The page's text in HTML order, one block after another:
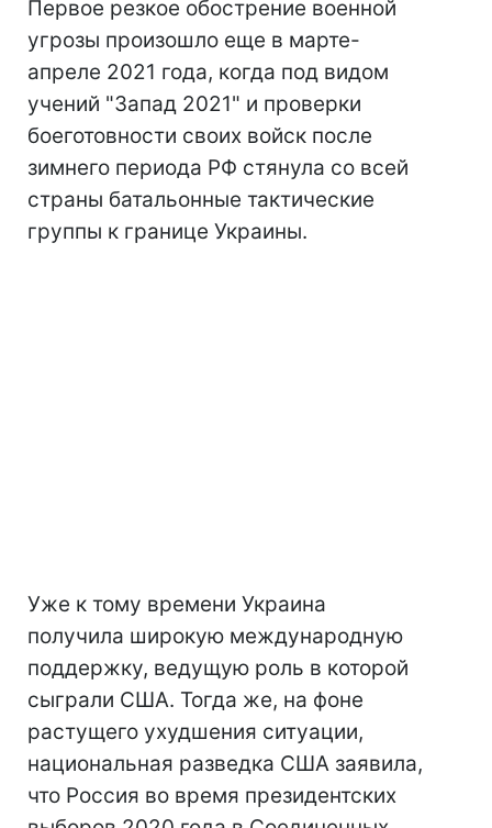
Первое резкое обострение военной
угрозы произошло еще в марте-
апреле 2021 года, когда под видом
учений "Запад 2021" и проверки
боеготовности своих войск после
зимнего периода РФ стянула со всей
страны батальонные тактические
группы к границе Украины.
Уже к тому времени Украина
получила широкую международную
поддержку, ведущую роль в которой
сыграли США. Тогда же, на фоне
растущего ухудшения ситуации,
национальная разведка США заявила,
что Россия во время президентских